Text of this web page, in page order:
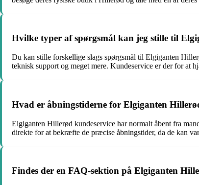
Hvilke typer af spørgsmål kan jeg stille til
Du kan stille forskellige slags spørgsmål til Elgiganten
teknisk support og meget mere. Kundeservice er der for at
Hvad er åbningstiderne for Elgiganten
Elgiganten Hillerød kundeservice har normalt åbent fra
direkte for at bekræfte de præcise åbningstider, da de kan
Findes der en FAQ-sektion på Elgiganten